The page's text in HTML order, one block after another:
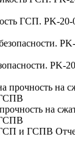
ГСП. PK-20-
PK-
на